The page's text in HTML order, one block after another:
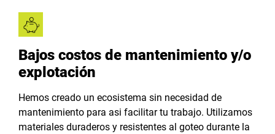
Bajos costos de mantenimiento y/o
explotación
Hemos creado un ecosistema sin necesidad de
mantenimiento para asi facilitar tu trabajo. Utilizamos
materiales duraderos y resistentes al goteo durante la